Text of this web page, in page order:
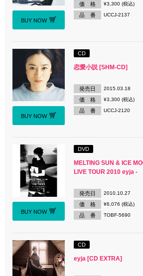
BUY NOW
価 格 ¥3,300 (税込)
品 番 UCCJ-2137
BUY NOW
CD
恋愛小説 [SHM-CD]
発売日 2015.03.18
価 格 ¥3,300 (税込)
品 番 UCCJ-2120
BUY NOW
DVD
MELTING SUN & ICE
LIVE TOUR 2010 eyja -
発売日 2010.10.27
価 格 ¥6,076 (税込)
品 番 TOBF-5690
CD
eyja [CD EXTRA]